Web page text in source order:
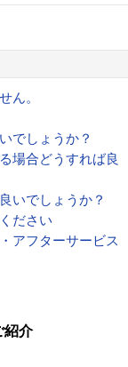
ん。
でしょうか？
場合どうすれば良
いでしょうか？
ださい
アフターサービス
紹介